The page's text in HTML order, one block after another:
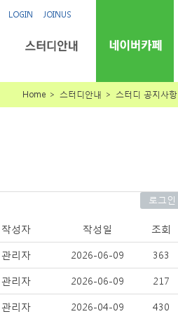
LOGIN JOINUS
Home ＞ 스터디안내 ＞ 스터디 공지사항
로그인
작성자 작성일
조회
관리자 2026-06-09
363
관리자 2026-06-09
217
관리자 2026-04-09
430